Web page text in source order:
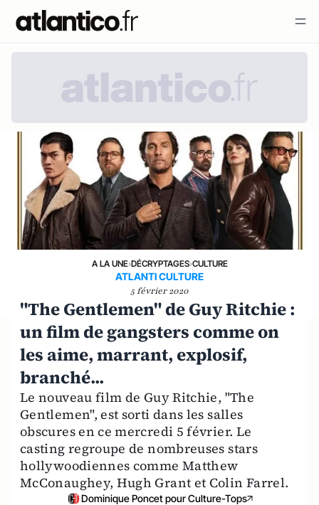
A LA UNE›DÉCRYPTAGES›CULTURE
ATLANTI CULTURE
5 février 2020
"The Gentlemen" de Guy Ritchie :
un film de gangsters comme on
les aime, marrant, explosif,
branché...
Le nouveau film de Guy Ritchie, "The
Gentlemen", est sorti dans les salles
obscures en ce mercredi 5 février. Le
casting regroupe de nombreuses stars
hollywoodiennes comme Matthew
McConaughey, Hugh Grant et Colin Farrel.
Dominique Poncet pour Culture-Tops